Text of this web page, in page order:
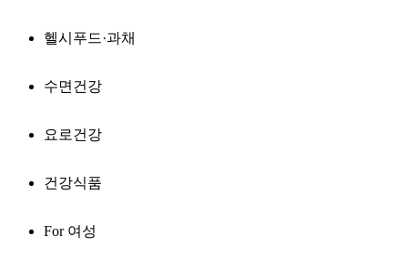
헬시푸드·과채
수면건강
요로건강
건강식품
For 여성